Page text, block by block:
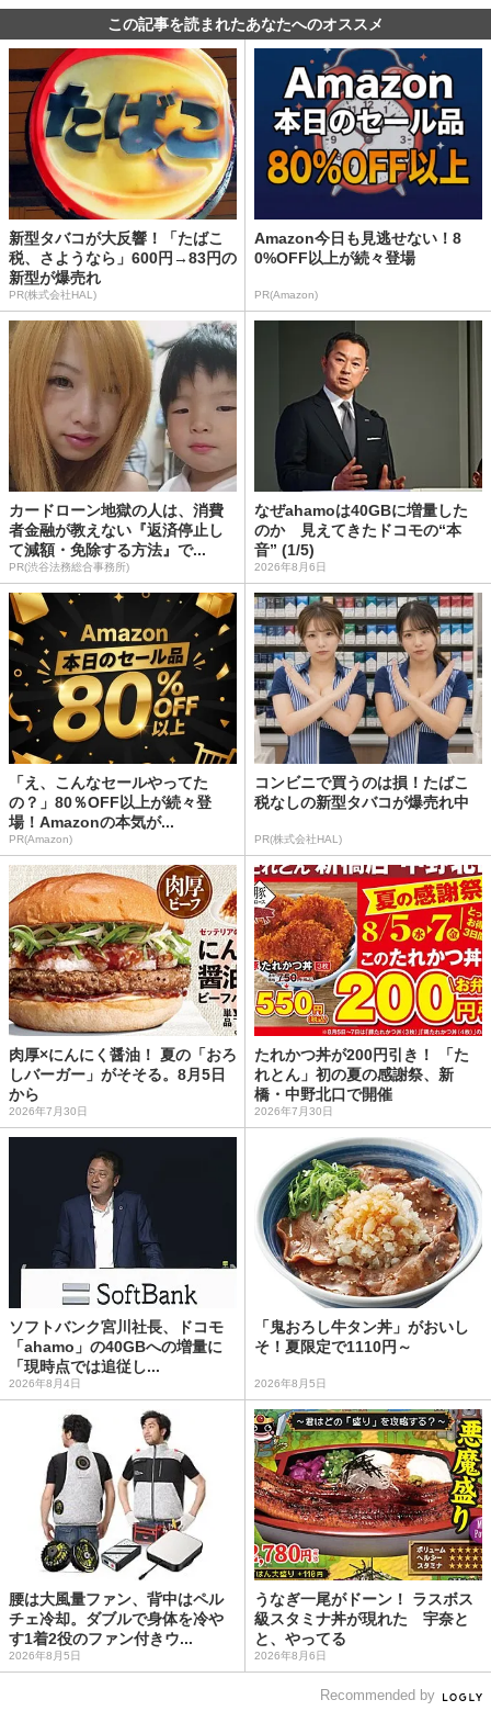
この記事を読まれたあなたへのオススメ
新型タバコが大反響！「たばこ
税、さようなら」600円→83円の
新型が爆売れ
PR(株式会社HAL)
Amazon今日も見逃せない！8
0%OFF以上が続々登場
PR(Amazon)
カードローン地獄の人は、消費
者金融が教えない『返済停止し
て減額・免除する方法』で...
PR(渋谷法務総合事務所)
なぜahamoは40GBに増量した
のか 見えてきたドコモの“本
音” (1/5)
2026年8月6日
「え、こんなセールやってた
の？」80％OFF以上が続々登
場！Amazonの本気が...
PR(Amazon)
コンビニで買うのは損！たばこ
税なしの新型タバコが爆売れ中
PR(株式会社HAL)
肉厚×にんにく醤油！ 夏の「おろ
しバーガー」がそそる。8月5日
から
2026年7月30日
たれかつ丼が200円引き！ 「た
れとん」初の夏の感謝祭、新
橋・中野北口で開催
2026年7月30日
ソフトバンク宮川社長、ドコモ
「ahamo」の40GBへの増量に
「現時点では追従し...
2026年8月4日
「鬼おろし牛タン丼」がおいし
そ！夏限定で1110円～
2026年8月5日
腰は大風量ファン、背中はペル
チェ冷却。ダブルで身体を冷や
す1着2役のファン付きウ...
2026年8月5日
うなぎ一尾がドーン！ ラスボス
級スタミナ丼が現れた 宇奈と
と、やってる
2026年8月6日
Recommended by